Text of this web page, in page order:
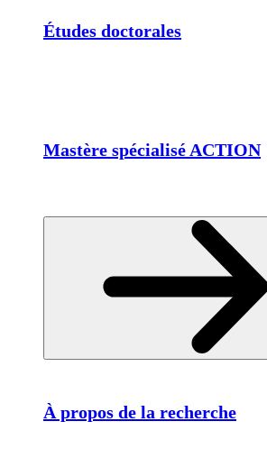
Études doctorales
Mastère spécialisé ACTION
À propos de la recherche